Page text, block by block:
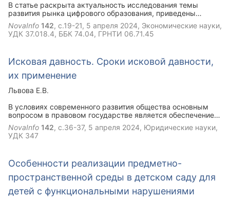
В статье раскрыта актуальность исследования темы
развития рынка цифрового образования, приведены
направления развития цифрового образования, рассмотрен
уровень доступности цифровых образовательных
ресурсов для населения стран западного мира и Беларуси,
приведены примеры успешных проектов и инициатив в
описаны имеющиеся проблемы и пути их решения а также
дан прогноз дальнейшего развития исследуемого рынка.
NovaInfo 142, с.19-21, 5 апреля 2024, Экономические науки,
УДК 37.018.4, ББК 74.04, ГРНТИ 06.71.45
Исковая давность. Сроки исковой давности,
их применение
Львова Е.В.
В условиях современного развития общества основным
вопросом в правовом государстве является обеспечение
права на защиту прав и законных интересов субъектов. Это
право необходимо реализовать правильно, разумно и в
соответствии с законодательством. Особенно важным
определить, в какие сроки может быть предъявлен иск, и с
какими сложностями на практике можно столкнуться.
NovaInfo 142, с.36-37, 5 апреля 2024, Юридические науки,
УДК 347
Особенности реализации предметно-
пространственной среды в детском саду для
детей с функциональными нарушениями